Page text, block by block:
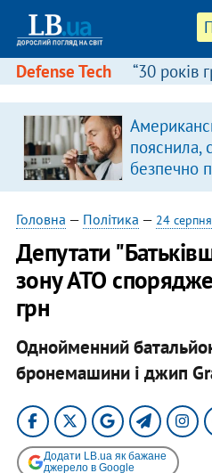
Defense Tech “30 років
пояснила,
безпечно
Головна — Політика — 24
Депутати
зону АТО
грн
Однойменний
бронемашини і джип
Додати LB.ua як бажане
джерело в Google